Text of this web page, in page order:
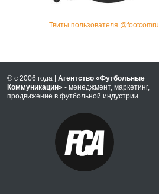
Твиты пользователя @footcomru
© с 2006 года |Агентство «Футбольные
Коммуникации» - менеджмент, маркетинг,
продвижение в футбольной индустрии.